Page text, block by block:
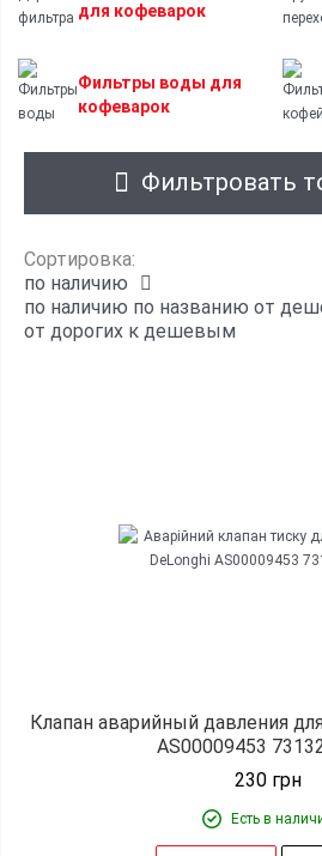
для кофеварок
Фильтры воды для
кофеварок
Фильтровать
Сортировка:
по наличию
по наличию по названию от
от дорогих к дешевым
Клапан аварийный давления
AS00009453
230 грн
Есть в